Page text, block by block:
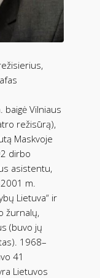
Vilniaus
režisūrą),
Maskvoje
dirbo
asistentu,
m.
Lietuva“ ir
žurnalų,
(buvo jų
1968–
41
Lietuvos